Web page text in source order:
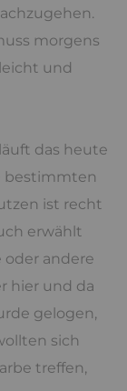
morgens
und
das heute
bestimmten
ist recht
erwählt
oder andere
hier und da
gelogen,
sich
treffen,